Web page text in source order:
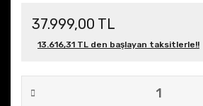
37.999,00 TL
13.616,31 TL den başlayan taksitlerle!!